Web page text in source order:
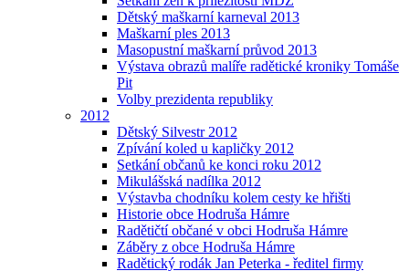
Dětský maškarní karneval 2013
Maškarní ples 2013
Masopustní maškarní průvod 2013
Výstava obrazů malíře radětické kroniky Tomáše
Pit
Volby prezidenta republiky
2012
Dětský Silvestr 2012
Zpívání koled u kapličky 2012
Setkání občanů ke konci roku 2012
Mikulášská nadílka 2012
Výstavba chodníku kolem cesty ke hřišti
Historie obce Hodruša Hámre
Radětičtí občané v obci Hodruša Hámre
Záběry z obce Hodruša Hámre
Radětický rodák Jan Peterka - ředitel firmy